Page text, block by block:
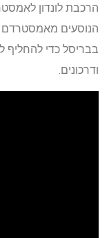
בבריסל כדי להחליף
ודרכונים.